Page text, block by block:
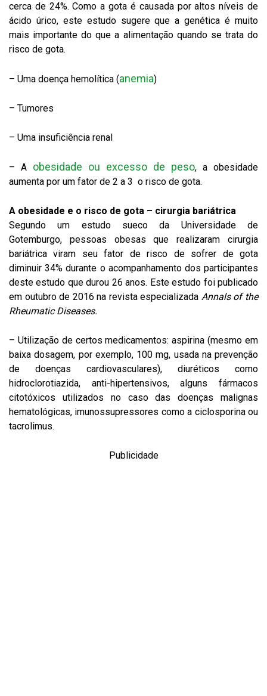
cerca de 24%. Como a gota é causada por altos níveis de
ácido úrico, este estudo sugere que a genética é muito
mais importante do que a alimentação quando se trata do
risco de gota.
– Uma doença hemolítica (anemia)
– Tumores
– Uma insuficiência renal
– A obesidade ou excesso de peso, a obesidade
aumenta por um fator de 2 a 3 o risco de gota.
A obesidade e o risco de gota – cirurgia bariátrica
Segundo um estudo sueco da Universidade de
Gotemburgo, pessoas obesas que realizaram cirurgia
bariátrica viram seu fator de risco de sofrer de gota
diminuir 34% durante o acompanhamento dos participantes
deste estudo que durou 26 anos. Este estudo foi publicado
em outubro de 2016 na revista especializada Annals of the
Rheumatic Diseases.
– Utilização de certos medicamentos: aspirina (mesmo em
baixa dosagem, por exemplo, 100 mg, usada na prevenção
de doenças cardiovasculares), diuréticos como
hidroclorotiazida, anti-hipertensivos, alguns fármacos
citotóxicos utilizados no caso das doenças malignas
hematológicas, imunossupressores como a ciclosporina ou
tacrolimus.
Publicidade